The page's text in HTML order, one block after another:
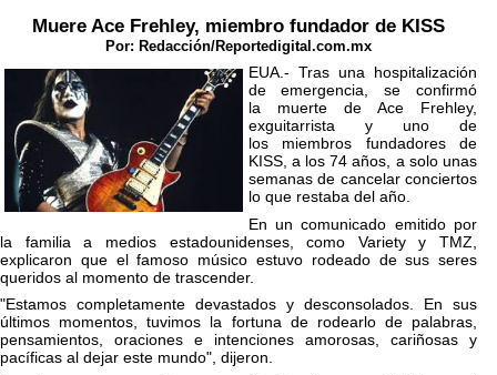
Muere Ace Frehley, miembro fundador de KISS
Por: Redacción/Reportedigital.com.mx
EUA.- Tras una hospitalización
de emergencia, se confirmó
la muerte de Ace Frehley,
exguitarrista y uno de
los miembros fundadores de
KISS, a los 74 años, a solo unas
semanas de cancelar conciertos
lo que restaba del año.
En un comunicado emitido por
la familia a medios estadounidenses, como Variety y TMZ,
explicaron que el famoso músico estuvo rodeado de sus seres
queridos al momento de trascender.
"Estamos completamente devastados y desconsolados. En sus
últimos momentos, tuvimos la fortuna de rodearlo de palabras,
pensamientos, oraciones e intenciones amorosas, cariñosas y
pacíficas al dejar este mundo", dijeron.